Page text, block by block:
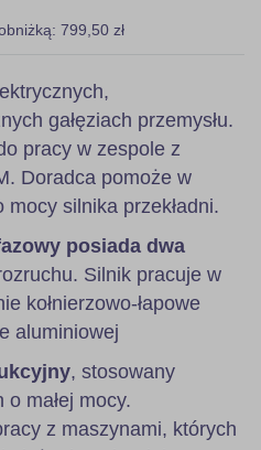
799,50 zł
gałęziach przemysłu.
pracy w zespole z
Doradca pomoże w
silnika przekładni.
posiada dwa
Silnik pracuje w
kołnierzowo-łapowe
aluminiowej
, stosowany
małej mocy.
z maszynami, których